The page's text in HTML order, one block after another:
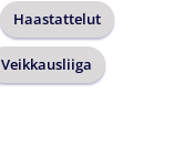
Haastattelut
Veikkausliiga